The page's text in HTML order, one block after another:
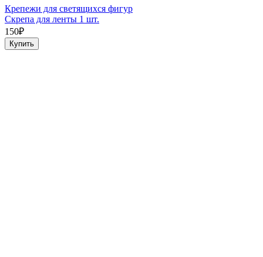
Крепежи для светящихся фигур
Скрепа для ленты 1 шт.
150₽
Купить